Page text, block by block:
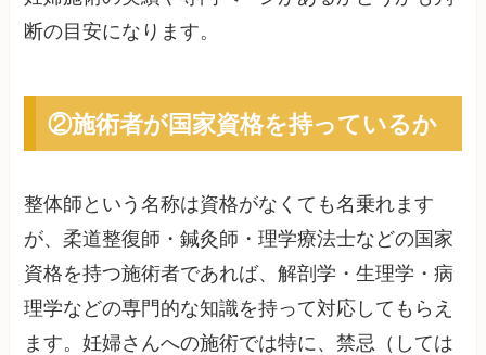
断の目安になります。
②施術者が国家資格を持っているか
整体師という名称は資格がなくても名乗れます
が、柔道整復師・鍼灸師・理学療法士などの国家
資格を持つ施術者であれば、解剖学・生理学・病
理学などの専門的な知識を持って対応してもらえ
ます。妊婦さんへの施術では特に、禁忌（しては